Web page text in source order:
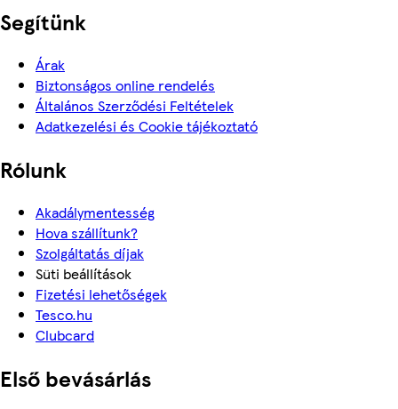
Segítünk
Árak
Biztonságos online rendelés
Általános Szerződési Feltételek
Adatkezelési és Cookie tájékoztató
Rólunk
Akadálymentesség
Hova szállítunk?
Szolgáltatás díjak
Süti beállítások
Fizetési lehetőségek
Tesco.hu
Clubcard
Első bevásárlás